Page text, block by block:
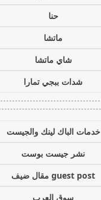
حنا
ماتشا
شاي ماتشا
شدات ببجي تمارا
خدمات الباك لينك والجيست
نشر جيست بوست
guest post مقال ضيف
سوق العرب